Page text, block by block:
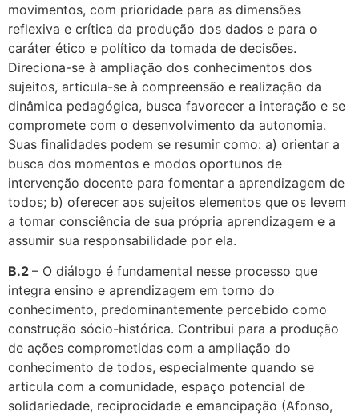
movimentos, com prioridade para as dimensões
reflexiva e crítica da produção dos dados e para o
caráter ético e político da tomada de decisões.
Direciona-se à ampliação dos conhecimentos dos
sujeitos, articula-se à compreensão e realização da
dinâmica pedagógica, busca favorecer a interação e se
compromete com o desenvolvimento da autonomia.
Suas finalidades podem se resumir como: a) orientar a
busca dos momentos e modos oportunos de
intervenção docente para fomentar a aprendizagem de
todos; b) oferecer aos sujeitos elementos que os levem
a tomar consciência de sua própria aprendizagem e a
assumir sua responsabilidade por ela.
B.2 – O diálogo é fundamental nesse processo que
integra ensino e aprendizagem em torno do
conhecimento, predominantemente percebido como
construção sócio-histórica. Contribui para a produção
de ações comprometidas com a ampliação do
conhecimento de todos, especialmente quando se
articula com a comunidade, espaço potencial de
solidariedade, reciprocidade e emancipação (Afonso,